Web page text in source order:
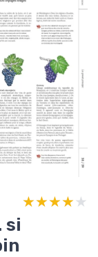
si
★★★★★
★★★★★